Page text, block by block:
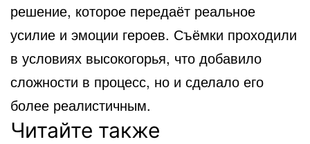
решение, которое передаёт реальное
усилие и эмоции героев. Съёмки проходили
в условиях высокогорья, что добавило
сложности в процесс, но и сделало его
более реалистичным.
Читайте также